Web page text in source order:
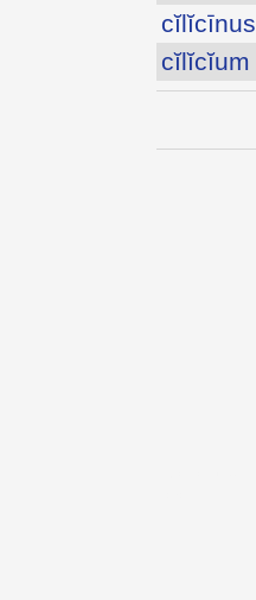
cĭlĭcīnus
cĭlĭcĭum